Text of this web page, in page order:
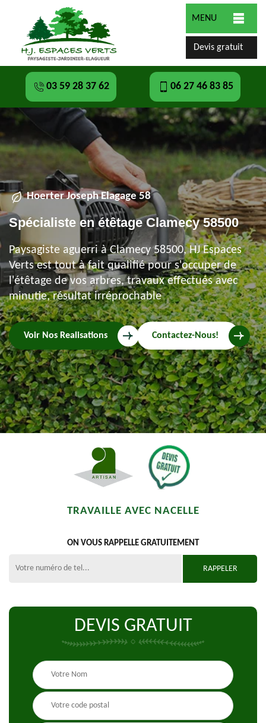
MENU
Devis gratuit
03 59 28 37 62 06 27 46 83 85
Hoerter Joseph Elagage 58
Spécialiste en étêtage Clamecy 58500
Paysagiste aguerri à Clamecy 58500, HJ Espaces
Verts est tout à fait qualifié pour s'occuper de
l'étêtage de vos arbres, travaux effectués avec
minutie, résultat irréprochable
Voir Nos Realisations Contactez-Nous!
TRAVAILLE AVEC NACELLE
ON VOUS RAPPELLE GRATUITEMENT
DEVIS GRATUIT